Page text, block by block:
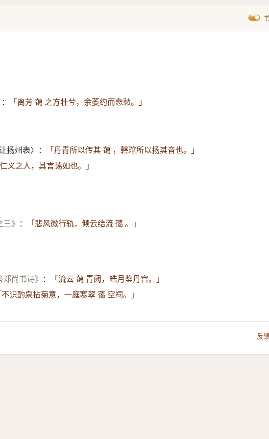
： 「离芳 蔼 之方壮兮，余萎约而悲愁。」
扬州表〉：
「丹青所以传其 蔼 ，磬琯所以扬其音也。」
仁义之人，其言蔼如也。」
》 ： 「悲风徽行轨，倾云结流 蔼 。」
郑尚书诗》 ：
「流云 蔼 青阙，皓月鉴丹宫。」
不识酌泉拈菊意，一庭寒翠 蔼 空祠。」
反